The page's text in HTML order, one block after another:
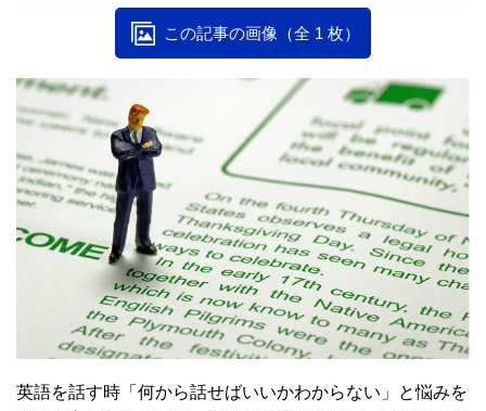
この記事の画像（全 1 枚）
英語を話す時「何から話せばいいかわからない」と悩みを